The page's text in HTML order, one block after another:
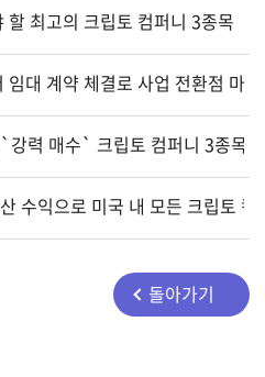
최고의 크립토 컴퍼니 3종목
대 계약 체결로 사업 전환점 마련
력 매수` 크립토 컴퍼니 3종목
수익으로 미국 내 모든 크립토 컴
돌아가기